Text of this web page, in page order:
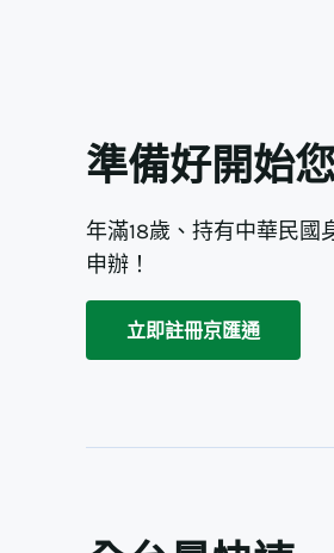
準備好開始
年滿18歲、持有中華民國
申辦！
立即註冊京匯通